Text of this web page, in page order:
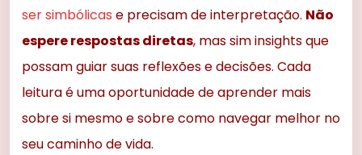
ser simbólicas e precisam de interpretação. Não
espere respostas diretas, mas sim insights que
possam guiar suas reflexões e decisões. Cada
leitura é uma oportunidade de aprender mais
sobre si mesmo e sobre como navegar melhor no
seu caminho de vida.